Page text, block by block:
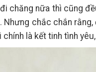
chăng nữa thì cũng
Nhưng chắc chắn
chính là kết tinh tình